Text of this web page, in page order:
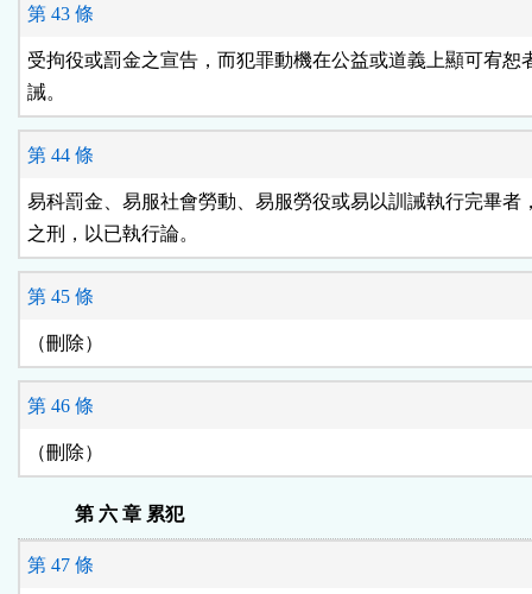
第 43 條
受拘役或罰金之宣告，而犯罪動機在公益或道義上顯可宥恕
誡。
第 44 條
易科罰金、易服社會勞動、易服勞役或易以訓誡執行完畢者
之刑，以已執行論。
第 45 條
（刪除）
第 46 條
（刪除）
第 六 章 累犯
第 47 條